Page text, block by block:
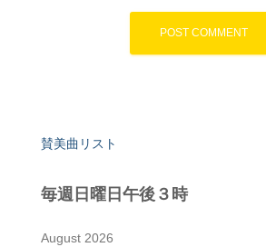
賛美曲リスト
毎週日曜日午後３時
August 2026